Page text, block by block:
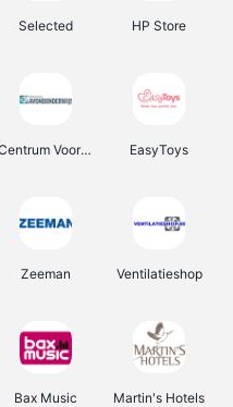
Selected HP Store
Centrum Voor Avondonderwijs EasyToys
Zeeman Ventilatieshop
Bax Music Martin's Hotels